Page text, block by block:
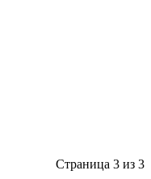
Страница 3 из 3